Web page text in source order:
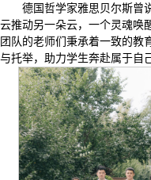
德国哲学家雅思贝尔斯曾
云推动另一朵云，一个灵魂唤
团队的老师们秉承着一致的教
与托举，助力学生奔赴属于自